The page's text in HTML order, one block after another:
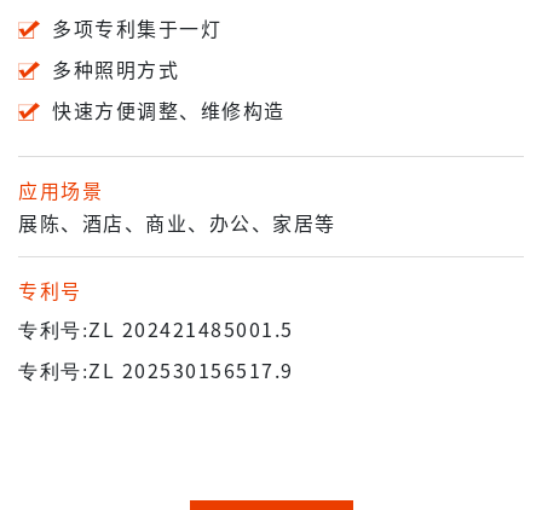
多项专利集于一灯
多种照明方式
快速方便调整、维修构造
应用场景
展陈、酒店、商业、办公、家居等
专利号
专利号:ZL 202421485001.5
专利号:ZL 202530156517.9